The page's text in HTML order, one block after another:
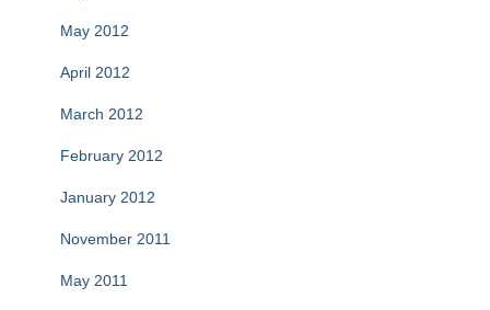
May 2012
April 2012
March 2012
February 2012
January 2012
November 2011
May 2011